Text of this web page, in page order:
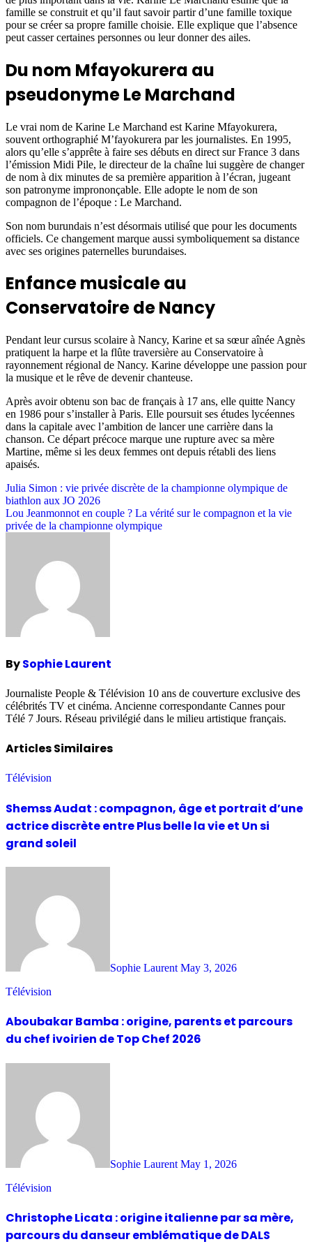
famille se construit et qu’il faut savoir partir d’une famille toxique
pour se créer sa propre famille choisie. Elle explique que l’absence
peut casser certaines personnes ou leur donner des ailes.
Du nom Mfayokurera au
pseudonyme Le Marchand
Le vrai nom de Karine Le Marchand est Karine Mfayokurera,
souvent orthographié M’fayokurera par les journalistes. En 1995,
alors qu’elle s’apprête à faire ses débuts en direct sur France 3 dans
l’émission Midi Pile, le directeur de la chaîne lui suggère de changer
de nom à dix minutes de sa première apparition à l’écran, jugeant
son patronyme imprononçable. Elle adopte le nom de son
compagnon de l’époque : Le Marchand.
Son nom burundais n’est désormais utilisé que pour les documents
officiels. Ce changement marque aussi symboliquement sa distance
avec ses origines paternelles burundaises.
Enfance musicale au
Conservatoire de Nancy
Pendant leur cursus scolaire à Nancy, Karine et sa sœur aînée Agnès
pratiquent la harpe et la flûte traversière au Conservatoire à
rayonnement régional de Nancy. Karine développe une passion pour
la musique et le rêve de devenir chanteuse.
Après avoir obtenu son bac de français à 17 ans, elle quitte Nancy
en 1986 pour s’installer à Paris. Elle poursuit ses études lycéennes
dans la capitale avec l’ambition de lancer une carrière dans la
chanson. Ce départ précoce marque une rupture avec sa mère
Martine, même si les deux femmes ont depuis rétabli des liens
apaisés.
Post
navigation
Julia Simon : vie privée discrète de la championne olympique de
biathlon aux JO 2026
Lou Jeanmonnot en couple ? La vérité sur le compagnon et la vie
privée de la championne olympique
BySophie Laurent
Journaliste People & Télévision 10 ans de couverture exclusive des
célébrités TV et cinéma. Ancienne correspondante Cannes pour
Télé 7 Jours. Réseau privilégié dans le milieu artistique français.
Articles Similaires
Télévision
Shemss Audat : compagnon, âge et portrait d’une
actrice discrète entre Plus belle la vie et Un si
grand soleil
Sophie Laurent May 3, 2026
Télévision
Aboubakar Bamba : origine, parents et parcours
du chef ivoirien de Top Chef 2026
Sophie Laurent May 1, 2026
Télévision
Christophe Licata : origine italienne par sa mère,
parcours du danseur emblématique de DALS